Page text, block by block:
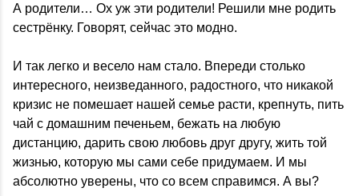
А родители… Ох уж эти родители! Решили мне родить
сестрёнку. Говорят, сейчас это модно.
И так легко и весело нам стало. Впереди столько
интересного, неизведанного, радостного, что никакой
кризис не помешает нашей семье расти, крепнуть, пить
чай с домашним печеньем, бежать на любую
дистанцию, дарить свою любовь друг другу, жить той
жизнью, которую мы сами себе придумаем. И мы
абсолютно уверены, что со всем справимся. А вы?